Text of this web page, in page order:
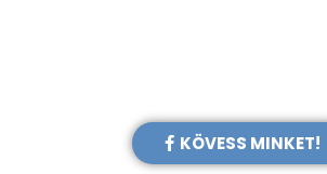
KÖVESS MINKET!